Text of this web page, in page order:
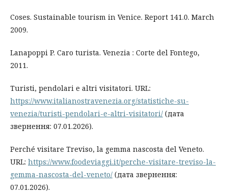
Coses. Sustainable tourism in Venice. Report 141.0. March
2009.
Lanapoppi P. Caro turista. Venezia : Corte del Fontego,
2011.
Turisti, pendolari e altri visitatori. URL:
https://www.italianostravenezia.org/statistiche-su-
venezia/turisti-pendolari-e-altri-visitatori/ (дата
звернення: 07.01.2026).
Perché visitare Treviso, la gemma nascosta del Veneto.
URL: https://www.foodeviaggi.it/perche-visitare-treviso-la-
gemma-nascosta-del-veneto/ (дата звернення:
07.01.2026).